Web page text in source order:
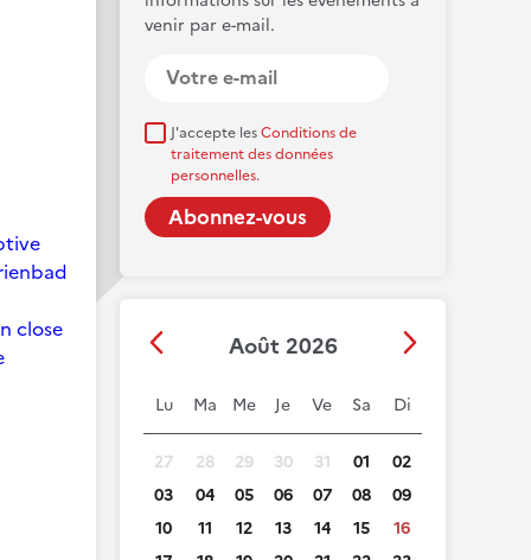
venir par e-mail.
J'accepte lesConditions de
traitement des données
personnelles.
Août 2026
Lu Ma Me Je Ve Sa Di
27 28 29 30 31 01
02
03
04 05 06 07 08
09
10
11 12 13 14 15
16
close